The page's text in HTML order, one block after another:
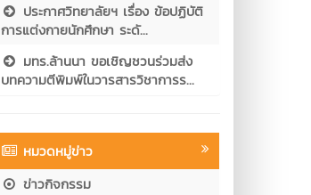
ประกาศวิทยาลัยฯ เรื่อง ข้อปฏิบัติ
การแต่งกายนักศึกษา ระดั...
มทร.ล้านนา ขอเชิญชวนร่วมส่ง
บทความตีพิมพ์ในวารสารวิชาการร...
หมวดหมู่ข่าว
ข่าวกิจกรรม